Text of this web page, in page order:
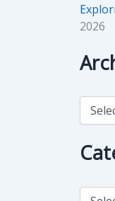
2026
A
h
iC